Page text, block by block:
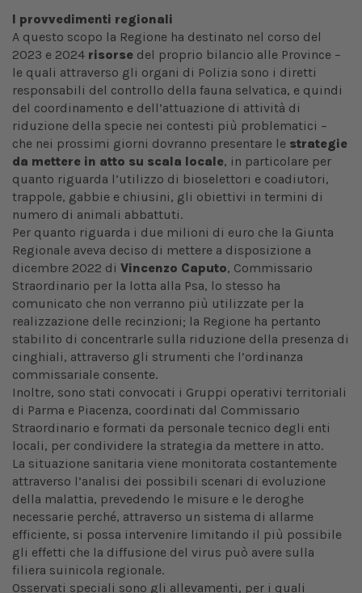
I provvedimenti regionali
A questo scopo la Regione ha destinato nel corso del
2023 e 2024 risorse del proprio bilancio alle Province –
le quali attraverso gli organi di Polizia sono i diretti
responsabili del controllo della fauna selvatica, e quindi
del coordinamento e dell’attuazione di attività di
riduzione della specie nei contesti più problematici –
che nei prossimi giorni dovranno presentare le strategie
da mettere in atto su scala locale, in particolare per
quanto riguarda l’utilizzo di bioselettori e coadiutori,
trappole, gabbie e chiusini, gli obiettivi in termini di
numero di animali abbattuti.
Per quanto riguarda i due milioni di euro che la Giunta
Regionale aveva deciso di mettere a disposizione a
dicembre 2022 di Vincenzo Caputo, Commissario
Straordinario per la lotta alla Psa, lo stesso ha
comunicato che non verranno più utilizzate per la
realizzazione delle recinzioni; la Regione ha pertanto
stabilito di concentrarle sulla riduzione della presenza di
cinghiali, attraverso gli strumenti che l’ordinanza
commissariale consente.
Inoltre, sono stati convocati i Gruppi operativi territoriali
di Parma e Piacenza, coordinati dal Commissario
Straordinario e formati da personale tecnico degli enti
locali, per condividere la strategia da mettere in atto.
La situazione sanitaria viene monitorata costantemente
attraverso l’analisi dei possibili scenari di evoluzione
della malattia, prevedendo le misure e le deroghe
necessarie perché, attraverso un sistema di allarme
efficiente, si possa intervenire limitando il più possibile
gli effetti che la diffusione del virus può avere sulla
filiera suinicola regionale.
Osservati speciali sono gli allevamenti, per i quali